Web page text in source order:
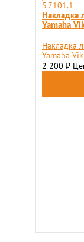
Накладка
Yamaha
Накладка
Yamaha
2 200 ₽